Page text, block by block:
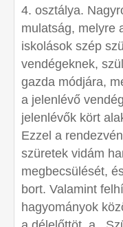
4. osztálya.
mulatság, melyre
iskolások szép
vendégeknek,
gazda módjára,
a jelenlévő
jelenlévők kört
Ezzel a
szüretek vidám
megbecsülését,
bort. Valamint
hagyományok